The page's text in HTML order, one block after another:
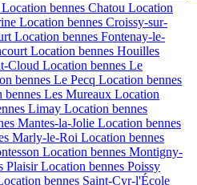
Location bennes Chatou Location
Location bennes Croissy-sur-
Location bennes Fontenay-le-
Location bennes Houilles
Cloud Location bennes Le
bennes Le Pecq Location bennes
bennes Les Mureaux Location
Limay Location bennes
Mantes-la-Jolie Location bennes
Marly-le-Roi Location bennes
Location bennes Montigny-
Plaisir Location bennes Poissy
bennes Saint-Cyr-l'École